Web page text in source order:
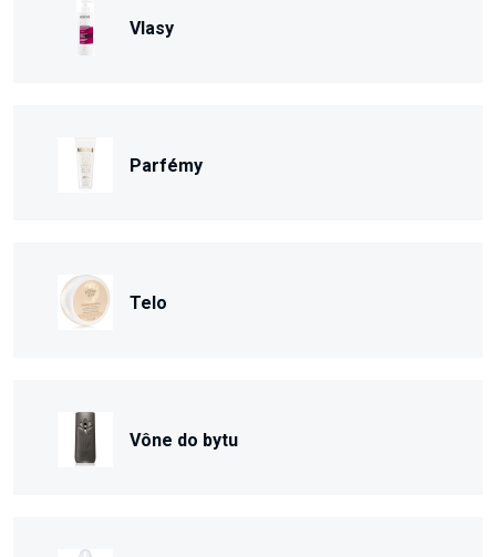
Vlasy
Parfémy
Telo
Vône do bytu